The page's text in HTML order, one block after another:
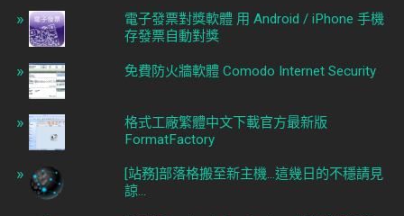
電子發票對獎軟體 用 Android / iPhone 手機
存發票自動對獎
免費防火牆軟體 Comodo Internet Security
格式工廠繁體中文下載官方最新版
FormatFactory
[站務]部落格搬至新主機...這幾日的不穩請見
諒...